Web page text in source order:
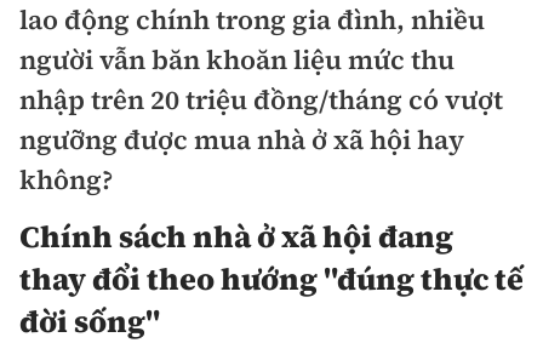
Doanh nghiệp
Doanh nhân
Thị trường
Điểm tin
Mua bán
Dự án
Chung cư
Đất nền
Nhà ở xã hội
Nội thất - ngoại thất
Xu hướng tiêu dùng
Nhà đẹp
Kiến trúc phong thủy
Tư vấn
lao động chính trong gia đình, nhiều
người vẫn băn khoăn liệu mức thu
nhập trên 20 triệu đồng/tháng có vượt
ngưỡng được mua nhà ở xã hội hay
không?
Chính sách nhà ở xã hội đang
thay đổi theo hướng "đúng thực tế
đời sống"